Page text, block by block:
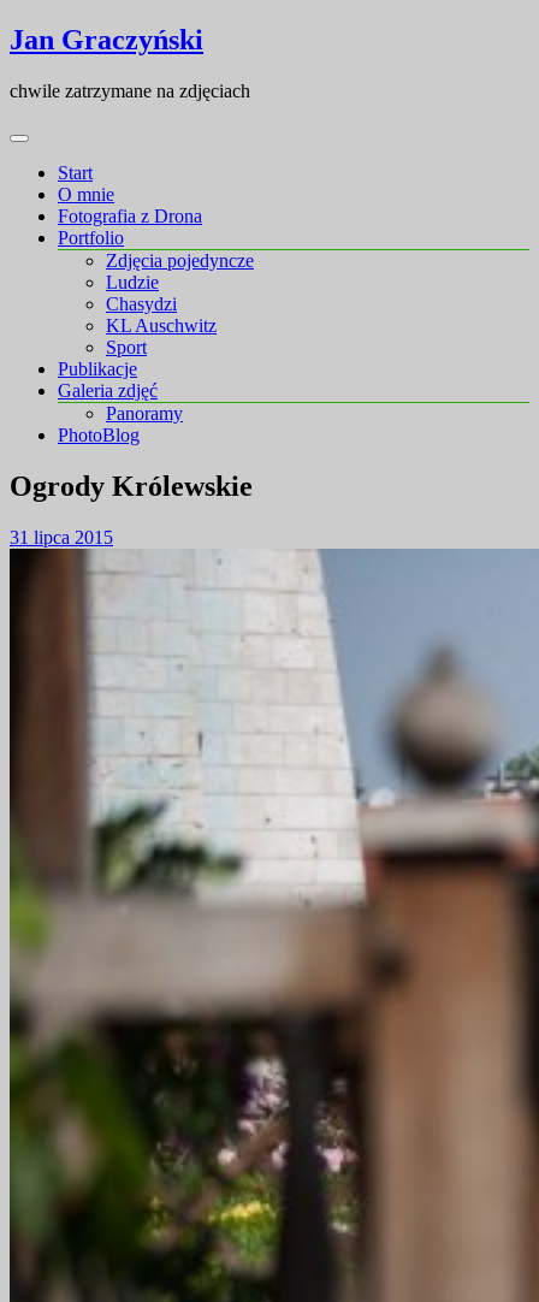
Skip
to
Skip
to
Jan Graczyński
chwile zatrzymane na zdjęciach
Start
O mnie
Fotografia z Drona
Portfolio
Zdjęcia pojedyncze
Ludzie
Chasydzi
KL Auschwitz
Sport
Publikacje
Galeria zdjęć
Panoramy
PhotoBlog
Ogrody Królewskie
31 lipca 2015